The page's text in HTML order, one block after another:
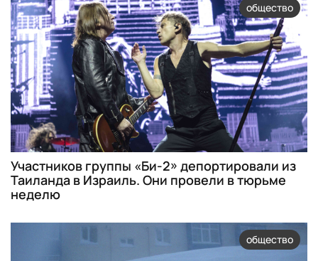
общество
Участников группы «Би-2» депортировали из
Таиланда в Израиль. Они провели в тюрьме
неделю
общество